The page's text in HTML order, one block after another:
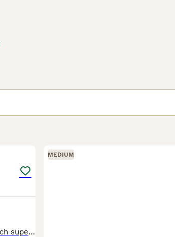
Brun med stor stjärn. Härlig utstrålning, feminint uttryck och supersött huvud! vaken och väldigt social och mysig. Sent inriden och nu under fortsatt träning. Trevlig i ridning och hantering. Mycke
MEDIUM